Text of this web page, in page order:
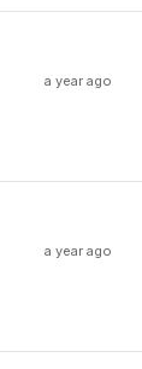
a year ago
a year ago